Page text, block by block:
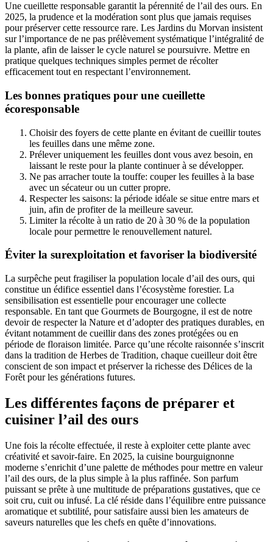
Une cueillette responsable garantit la pérennité de l’ail des ours. En
2025, la prudence et la modération sont plus que jamais requises
pour préserver cette ressource rare. Les Jardins du Morvan insistent
sur l’importance de ne pas prélèvement systématique l’intégralité de
la plante, afin de laisser le cycle naturel se poursuivre. Mettre en
pratique quelques techniques simples permet de récolter
efficacement tout en respectant l’environnement.
Les bonnes pratiques pour une cueillette
écoresponsable
Choisir des foyers de cette plante en évitant de cueillir toutes
les feuilles dans une même zone.
Prélever uniquement les feuilles dont vous avez besoin, en
laissant le reste pour la plante continuer à se développer.
Ne pas arracher toute la touffe: couper les feuilles à la base
avec un sécateur ou un cutter propre.
Respecter les saisons: la période idéale se situe entre mars et
juin, afin de profiter de la meilleure saveur.
Limiter la récolte à un ratio de 20 à 30 % de la population
locale pour permettre le renouvellement naturel.
Éviter la surexploitation et favoriser la biodiversité
La surpêche peut fragiliser la population locale d’ail des ours, qui
constitue un édifice essentiel dans l’écosystème forestier. La
sensibilisation est essentielle pour encourager une collecte
responsable. En tant que Gourmets de Bourgogne, il est de notre
devoir de respecter la Nature et d’adopter des pratiques durables, en
évitant notamment de cueillir dans des zones protégées ou en
période de floraison limitée. Parce qu’une récolte raisonnée s’inscrit
dans la tradition de Herbes de Tradition, chaque cueilleur doit être
conscient de son impact et préserver la richesse des Délices de la
Forêt pour les générations futures.
Les différentes façons de préparer et
cuisiner l’ail des ours
Une fois la récolte effectuée, il reste à exploiter cette plante avec
créativité et savoir-faire. En 2025, la cuisine bourguignonne
moderne s’enrichit d’une palette de méthodes pour mettre en valeur
l’ail des ours, de la plus simple à la plus raffinée. Son parfum
puissant se prête à une multitude de préparations gustatives, que ce
soit cru, cuit ou infusé. La clé réside dans l’équilibre entre puissance
aromatique et subtilité, pour satisfaire aussi bien les amateurs de
saveurs naturelles que les chefs en quête d’innovations.